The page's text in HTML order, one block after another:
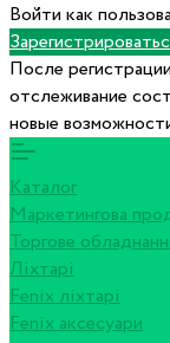
Войти как
После
отслеживание
новые
Каталог
Маркетингова
Торгове
Ліхтарі
Fenix ліхтарі
Fenix аксесуари